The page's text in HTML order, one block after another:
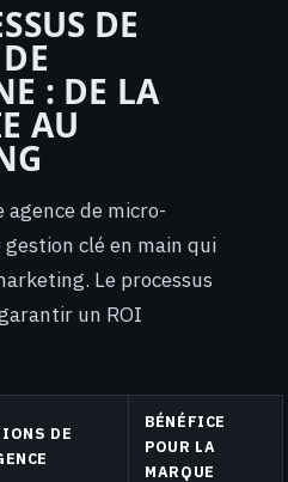
DE
: DE LA
AU
agence de micro-
clé en main qui
Le processus
un ROI
DE
BÉNÉFICE
POUR LA
MARQUE